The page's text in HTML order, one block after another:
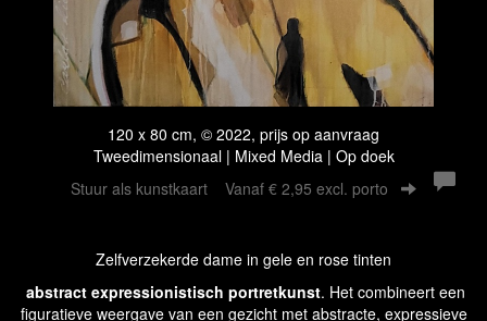
120 x 80 cm, © 2022, prijs op aanvraag
Tweedimensionaal | Mixed Media | Op doek
Stuur als kunstkaart Vanaf € 2,95 excl. porto
Zelfverzekerde dame in gele en rose tinten
abstract expressionistisch portretkunst. Het combineert een
figuratieve weergave van een gezicht met abstracte, expressieve